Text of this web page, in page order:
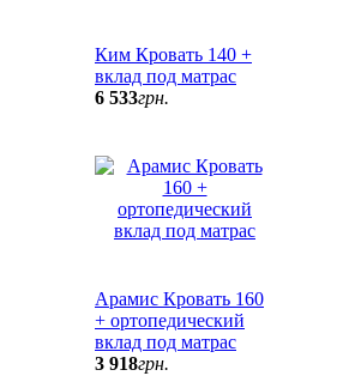
Ким Кровать 140 +
вклад под матрас
6 533грн.
Арамис Кровать 160
+ ортопедический
вклад под матрас
3 918грн.